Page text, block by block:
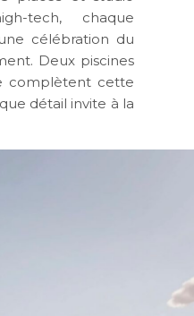
tech, chaque
célébration du
Deux piscines
complètent cette
détail invite à la